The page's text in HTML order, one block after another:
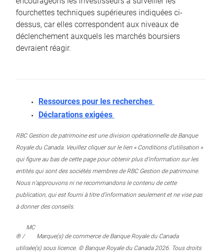
fourchettes techniques supérieures indiquées ci-
dessus, car elles correspondent aux niveaux de
déclenchement auxquels les marchés boursiers
devraient réagir.
Ressources pour les recherches
Déclarations exigées
RBC Gestion de patrimoine est une division opérationnelle de Banque
Royale du Canada. Veuillez cliquer sur le lien « Conditions d’utilisation »
qui figure au bas de cette page pour obtenir plus d’information sur les
entités qui sont des sociétés membres de RBC Gestion de patrimoine.
Nous n’approuvons ni ne recommandons le contenu de cette
publication, qui est fourni à titre d’information seulement et ne vise pas
à donner des conseils.
® /
MC
Marque(s) de commerce de Banque Royale du Canada
utilisée(s) sous licence. © Banque Royale du Canada 2026. Tous droits